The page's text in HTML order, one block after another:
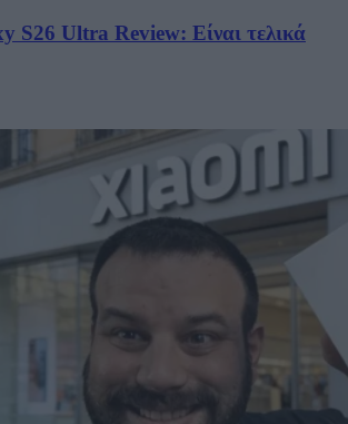
S26 Ultra Review: Είναι τελικά